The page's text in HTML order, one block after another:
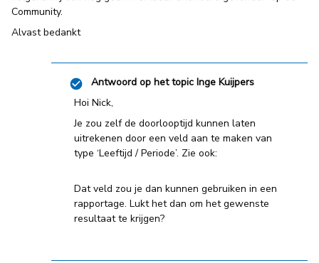
Community.
Alvast bedankt
Antwoord op het topic Inge Kuijpers
Hoi Nick,
Je zou zelf de doorlooptijd kunnen laten
uitrekenen door een veld aan te maken van
type ‘Leeftijd / Periode’. Zie ook:
Dat veld zou je dan kunnen gebruiken in een
rapportage. Lukt het dan om het gewenste
resultaat te krijgen?